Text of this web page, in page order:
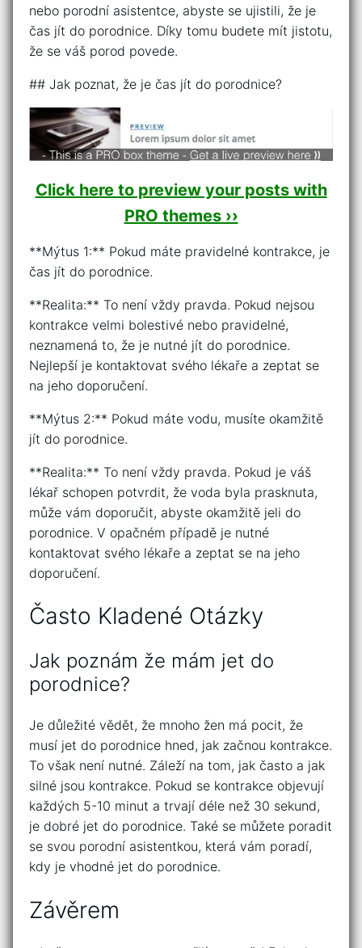
nebo porodní asistentce, abyste se ujistili, že je
čas jít do porodnice. Díky tomu budete mít jistotu,
že se váš porod povede.
## Jak poznat, že je čas jít do porodnice?
Click here to preview your posts with
PRO themes ››
**Mýtus 1:** Pokud máte pravidelné kontrakce, je
čas jít do porodnice.
**Realita:** To není vždy pravda. Pokud nejsou
kontrakce velmi bolestivé nebo pravidelné,
neznamená to, že je nutné jít do porodnice.
Nejlepší je kontaktovat svého lékaře a zeptat se
na jeho doporučení.
**Mýtus 2:** Pokud máte vodu, musíte okamžitě
jít do porodnice.
**Realita:** To není vždy pravda. Pokud je váš
lékař schopen potvrdit, že voda byla prasknuta,
může vám doporučit, abyste okamžitě jeli do
porodnice. V opačném případě je nutné
kontaktovat svého lékaře a zeptat se na jeho
doporučení.
Často Kladené Otázky
Jak poznám že mám jet do
porodnice?
Je důležité vědět, že mnoho žen má pocit, že
musí jet do porodnice hned, jak začnou kontrakce.
To však není nutné. Záleží na tom, jak často a jak
silné jsou kontrakce. Pokud se kontrakce objevují
každých 5-10 minut a trvají déle než 30 sekund,
je dobré jet do porodnice. Také se můžete poradit
se svou porodní asistentkou, která vám poradí,
kdy je vhodné jet do porodnice.
Závěrem